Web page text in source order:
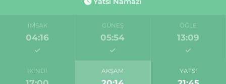
İMSAK
04:16
GÜNEŞ
05:54
ÖĞLE
13:09
İKINDI AKŞAM YATSI